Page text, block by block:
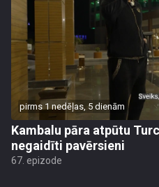
pirms 1 nedēļas, 5 dienām
Kambalu pāra atpūtu
negaidīti pavērsieni
67. epizode